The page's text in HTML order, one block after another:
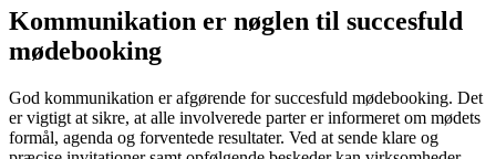
Kommunikation er nøglen til succesfuld
mødebooking
God kommunikation er afgørende for succesfuld mødebooking. Det
er vigtigt at sikre, at alle involverede parter er informeret om mødets
formål, agenda og forventede resultater. Ved at sende klare og